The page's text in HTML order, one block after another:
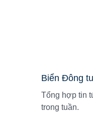
Biển Đông
Tổng hợp tin
trong tuần.